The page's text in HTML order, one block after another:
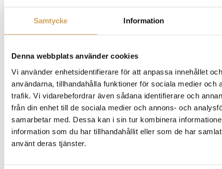
Samtycke Information
Denna webbplats använder cookies
Vi använder enhetsidentifierare för att anpassa innehållet
användarna, tillhandahålla funktioner för sociala medier och
trafik. Vi vidarebefordrar även sådana identifierare och
från din enhet till de sociala medier och annons- och
samarbetar med. Dessa kan i sin tur kombinera
information som du har tillhandahållit eller som de har
använt deras tjänster.
Primare Pre35 Prisma DM36
Försteg/DAC/Streamer